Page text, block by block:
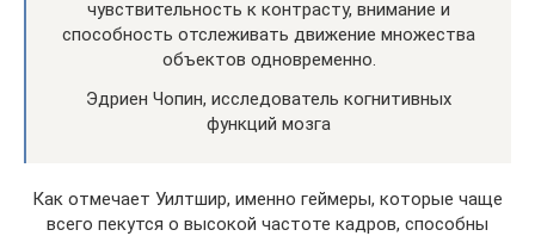
чувствительность к контрасту, внимание и
способность отслеживать движение множества
объектов одновременно.
Эдриен Чопин, исследователь когнитивных
функций мозга
Как отмечает Уилтшир, именно геймеры, которые чаще
всего пекутся о высокой частоте кадров, способны